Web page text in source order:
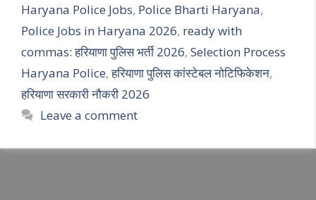
Haryana Police Jobs, Police Bharti Haryana,
Police Jobs in Haryana 2026, ready with
commas: हरियाणा पुलिस भर्ती 2026, Selection Process
Haryana Police,हरियाणा पुलिस कांस्टेबल नोटिफिकेशन,
हरियाणा सरकारी नौकरी 2026
Leave a comment